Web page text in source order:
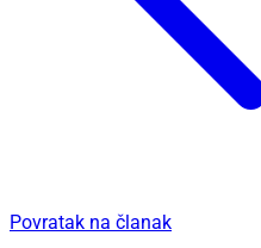
Povratak na članak